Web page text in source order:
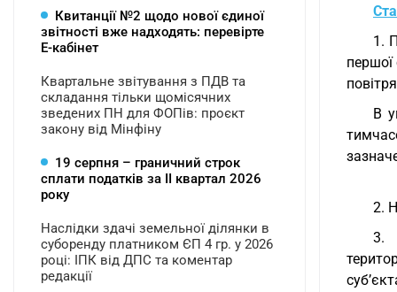
1.
першої
В
2.
3.
Квитанції №2 щодо нової єдиної
звітності вже надходять: перевірте
Е-кабінет
Квартальне звітування з ПДВ та
складання тільки щомісячних
зведених ПН для ФОПів: проєкт
закону від Мінфіну
19 серпня – граничний строк
сплати податків за ІI квартал 2026
року
Наслідки здачі земельної ділянки в
суборенду платником ЄП 4 гр. у 2026
році: ІПК від ДПС та коментар
редакції